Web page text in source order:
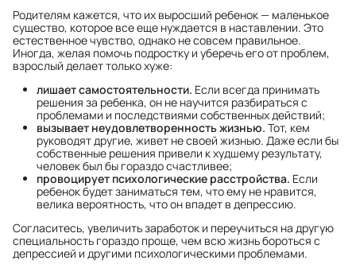
Родителям кажется, что их выросший ребенок — маленькое
существо, которое все еще нуждается в наставлении. Это
естественное чувство, однако не совсем правильное.
Иногда, желая помочь подростку и уберечь его от проблем,
взрослый делает только хуже:
лишает самостоятельности. Если всегда принимать
решения за ребенка, он не научится разбираться с
проблемами и последствиями собственных действий;
вызывает неудовлетворенность жизнью. Тот, кем
руководят другие, живет не своей жизнью. Даже если бы
собственные решения привели к худшему результату,
человек был бы гораздо счастливее;
провоцирует психологические расстройства. Если
ребенок будет заниматься тем, что ему не нравится,
велика вероятность, что он впадет в депрессию.
Согласитесь, увеличить заработок и переучиться на другую
специальность гораздо проще, чем всю жизнь бороться с
депрессией и другими психологическими проблемами.